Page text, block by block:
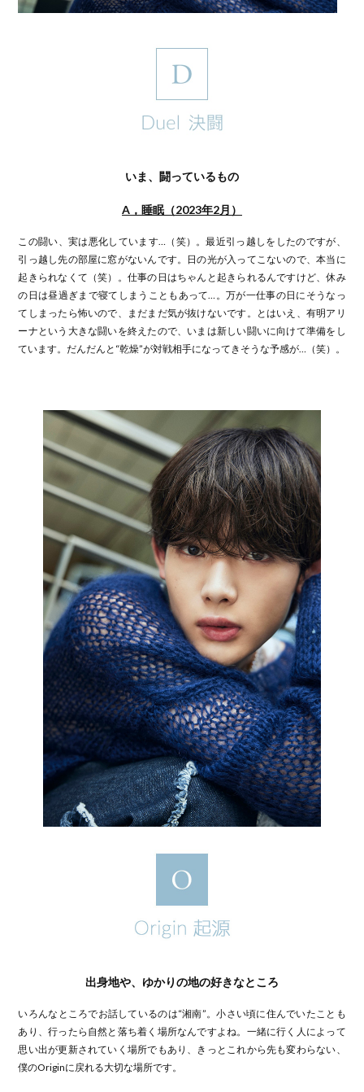
いま、闘っているもの
A，睡眠（2023年2月）
この闘い、実は悪化しています…（笑）。最近引っ越しをしたのですが、
引っ越し先の部屋に窓がないんです。日の光が入ってこないので、本当に
起きられなくて（笑）。仕事の日はちゃんと起きられるんですけど、休み
の日は昼過ぎまで寝てしまうこともあって…。万が一仕事の日にそうなっ
てしまったら怖いので、まだまだ気が抜けないです。とはいえ、有明アリ
ーナという大きな闘いを終えたので、いまは新しい闘いに向けて準備をし
ています。だんだんと“乾燥”が対戦相手になってきそうな予感が…（笑）。
出身地や、ゆかりの地の好きなところ
いろんなところでお話しているのは“湘南”。小さい頃に住んでいたことも
あり、行ったら自然と落ち着く場所なんですよね。一緒に行く人によって
思い出が更新されていく場所でもあり、きっとこれから先も変わらない、
僕のOriginに戻れる大切な場所です。